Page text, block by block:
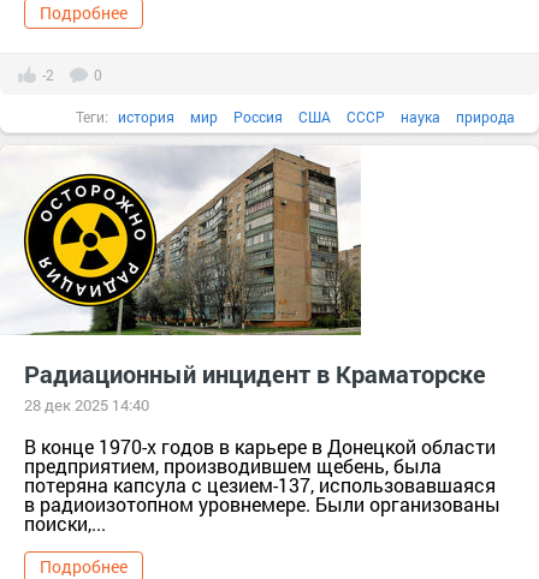
Подробнее
-2 0
Теги: история мир Россия США СССР наука природа
медицина 20 век
Факты в картинках Все факты
Современная Россия
Радиационный инцидент в Краматорске
28 дек 2025 14:40
В конце 1970-х годов в карьере в Донецкой области
предприятием, производившем щебень, была
потеряна капсула с цезием-137, использовавшаяся
в радиоизотопном уровнемере. Были организованы
поиски,...
Подробнее